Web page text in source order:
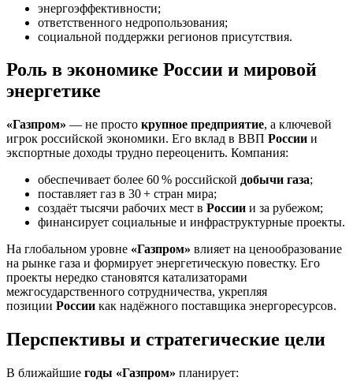
энергоэффективности;
ответственного недропользования;
социальной поддержки регионов присутствия.
Роль в экономике России и мировой
энергетике
«Газпром» — не просто крупное предприятие, а ключевой
игрок российской экономики. Его вклад в ВВП России и
экспортные доходы трудно переоценить. Компания:
обеспечивает более 60 % российской добычи газа;
поставляет газ в 30 + стран мира;
создаёт тысячи рабочих мест в России и за рубежом;
финансирует социальные и инфраструктурные проекты.
На глобальном уровне «Газпром» влияет на ценообразование
на рынке газа и формирует энергетическую повестку. Его
проекты нередко становятся катализаторами
межгосударственного сотрудничества, укрепляя
позиции России как надёжного поставщика энергоресурсов.
Перспективы и стратегические цели
В ближайшие годы «Газпром» планирует: